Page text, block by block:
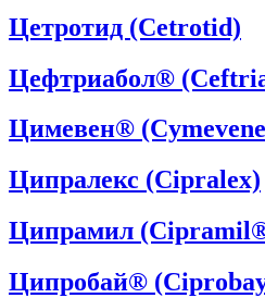
Цетротид (Cetrotid)
Цефтриабол®
Цимевен®
Ципралекс (Cipralex)
Ципрамил
Ципробай®